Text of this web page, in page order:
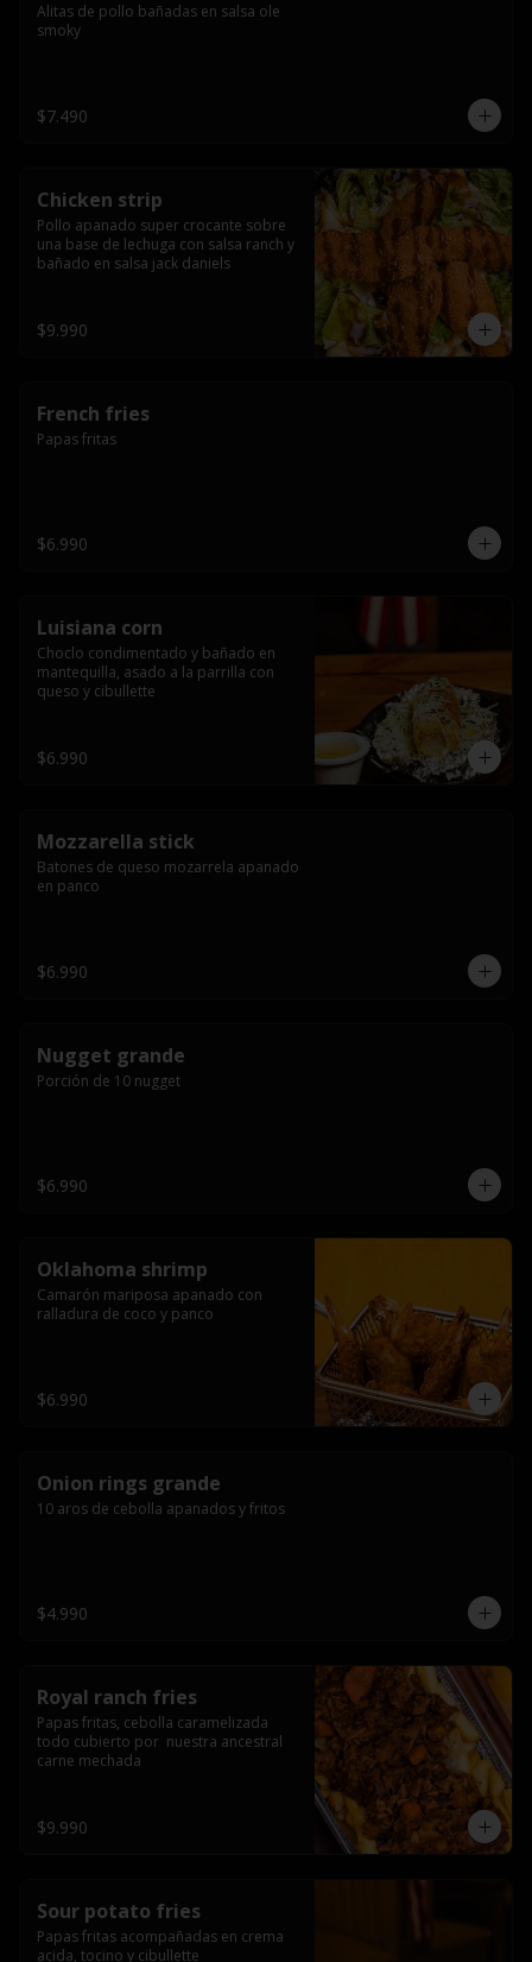
Alitas de pollo bañadas en salsa ole
smoky
$7.490
Chicken strip
Pollo apanado super crocante sobre
una base de lechuga con salsa ranch y
bañado en salsa jack daniels
$9.990
French fries
Papas fritas
$6.990
Luisiana corn
Choclo condimentado y bañado en
mantequilla, asado a la parrilla con
queso y cibullette
$6.990
Mozzarella stick
Batones de queso mozarrela apanado
en panco
$6.990
Nugget grande
Porción de 10 nugget
$6.990
Oklahoma shrimp
Camarón mariposa apanado con
ralladura de coco y panco
$6.990
Onion rings grande
10 aros de cebolla apanados y fritos
$4.990
Royal ranch fries
Papas fritas, cebolla caramelizada
todo cubierto por  nuestra ancestral
carne mechada
$9.990
Sour potato fries
Papas fritas acompañadas en crema
acida, tocino y cibullette